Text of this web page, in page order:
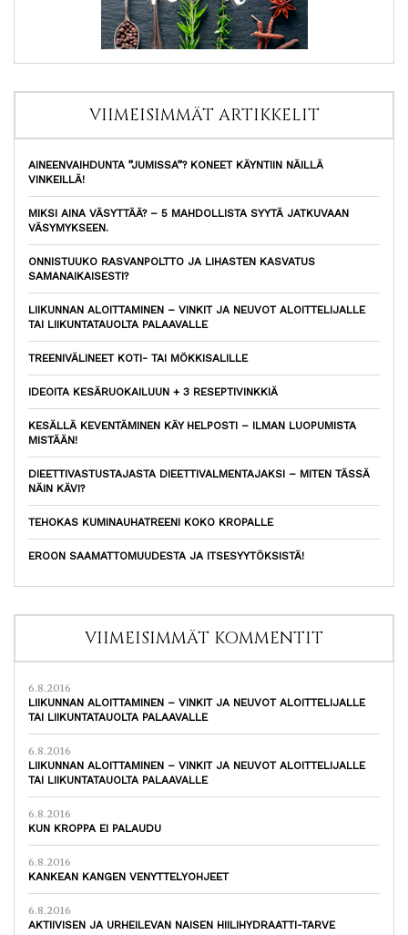
VIIMEISIMMÄT ARTIKKELIT
AINEENVAIHDUNTA ”JUMISSA”? KONEET KÄYNTIIN NÄILLÄ
VINKEILLÄ!
MIKSI AINA VÄSYTTÄÄ? – 5 MAHDOLLISTA SYYTÄ JATKUVAAN
VÄSYMYKSEEN.
ONNISTUUKO RASVANPOLTTO JA LIHASTEN KASVATUS
SAMANAIKAISESTI?
LIIKUNNAN ALOITTAMINEN – VINKIT JA NEUVOT ALOITTELIJALLE
TAI LIIKUNTATAUOLTA PALAAVALLE
TREENIVÄLINEET KOTI- TAI MÖKKISALILLE
IDEOITA KESÄRUOKAILUUN + 3 RESEPTIVINKKIÄ
KESÄLLÄ KEVENTÄMINEN KÄY HELPOSTI – ILMAN LUOPUMISTA
MISTÄÄN!
DIEETTIVASTUSTAJASTA DIEETTIVALMENTAJAKSI – MITEN TÄSSÄ
NÄIN KÄVI?
TEHOKAS KUMINAUHATREENI KOKO KROPALLE
EROON SAAMATTOMUUDESTA JA ITSESYYTÖKSISTÄ!
VIIMEISIMMÄT KOMMENTIT
6.8.2016
LIIKUNNAN ALOITTAMINEN – VINKIT JA NEUVOT ALOITTELIJALLE
TAI LIIKUNTATAUOLTA PALAAVALLE
6.8.2016
LIIKUNNAN ALOITTAMINEN – VINKIT JA NEUVOT ALOITTELIJALLE
TAI LIIKUNTATAUOLTA PALAAVALLE
6.8.2016
KUN KROPPA EI PALAUDU
6.8.2016
KANKEAN KANGEN VENYTTELYOHJEET
6.8.2016
AKTIIVISEN JA URHEILEVAN NAISEN HIILIHYDRAATTI-TARVE